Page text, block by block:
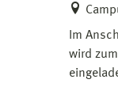
Im
wird